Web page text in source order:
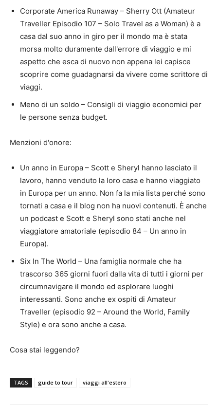
Corporate America Runaway – Sherry Ott (Amateur
Traveller Episodio 107 – Solo Travel as a Woman) è a
casa dal suo anno in giro per il mondo ma è stata
morsa molto duramente dall'errore di viaggio e mi
aspetto che esca di nuovo non appena lei capisce
scoprire come guadagnarsi da vivere come scrittore di
viaggi.
Meno di un soldo – Consigli di viaggio economici per
le persone senza budget.
Menzioni d'onore:
Un anno in Europa – Scott e Sheryl hanno lasciato il
lavoro, hanno venduto la loro casa e hanno viaggiato
in Europa per un anno. Non fa la mia lista perché sono
tornati a casa e il blog non ha nuovi contenuti. È anche
un podcast e Scott e Sheryl sono stati anche nel
viaggiatore amatoriale (episodio 84 – Un anno in
Europa).
Six In The World – Una famiglia normale che ha
trascorso 365 giorni fuori dalla vita di tutti i giorni per
circumnavigare il mondo ed esplorare luoghi
interessanti. Sono anche ex ospiti di Amateur
Traveller (episodio 92 – Around the World, Family
Style) e ora sono anche a casa.
Cosa stai leggendo?
TAGS guide to tour viaggi all'estero